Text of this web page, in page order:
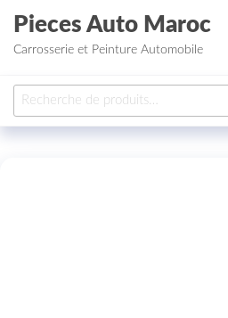
Aller au contenu
Pieces Auto Maroc
Carrosserie et Peinture Automobile
Recherche pour :